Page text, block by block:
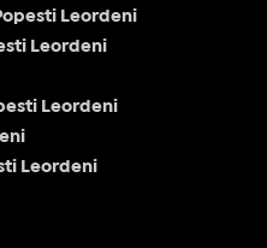
Leordeni
Leordeni
Leordeni
Leordeni